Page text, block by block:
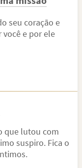
seu coração e
você e por ele
que lutou com
suspiro. Fica o